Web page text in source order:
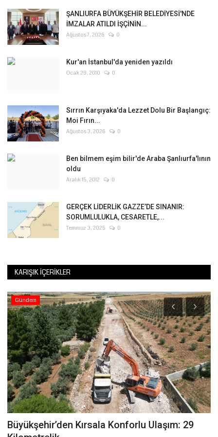
ŞANLIURFA BÜYÜKŞEHİR BELEDİYESİ'NDE
İMZALAR ATILDI İŞÇİNİN...
Ağustos 7, 2026 0
Kur'an İstanbul'da yeniden yazıldı
Ocak 29, 2010 0
Sırrın Karşıyaka'da Lezzet Dolu Bir Başlangıç:
Moi Fırın...
Ağustos 3, 2026 0
Ben bilmem eşim bilir'de Araba Şanlıurfa'lının
oldu
Aralık 15, 2012 0
GERÇEK LİDERLİK GAZZE’DE SINANIR:
SORUMLULUKLA, CESARETLE,...
Temmuz 3, 2025 0
KARIŞIK İÇERIKLER
Gündem
Büyükşehir’den Kırsala Konforlu Ulaşım: 29